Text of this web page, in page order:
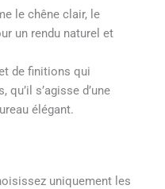
le chêne clair, le
un rendu naturel et
de finitions qui
s’agisse d’une
élégant.
uniquement les